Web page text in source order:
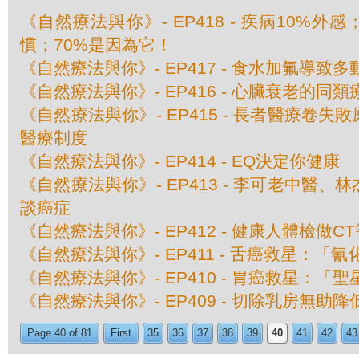
《自然療法與你》- EP418 - 疾病10%外感
慣；70%是因為它！
《自然療法與你》- EP417 - 食水加氟導致多
《自然療法與你》- EP416 - 心臟衰老的同類
《自然療法與你》- EP415 - 長者醫療卷失
醫療制度
《自然療法與你》- EP414 - EQ決定你健康
《自然療法與你》- EP413 - 李可老中醫、
談癌症
《自然療法與你》- EP412 - 健康人體檢做
《自然療法與你》- EP411 - 舌癌救星：「氰
《自然療法與你》- EP410 - 胃癌救星：「聖
《自然療法與你》- EP409 - 切除乳房無助降
Page 40 of 81 First 35 36 37 38 39 40 41 42 43